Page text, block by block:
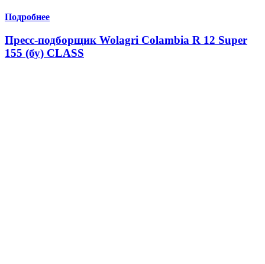
Подробнее
Пресс-подборщик Wolagri Colambia R 12 Super
155 (бу) CLASS